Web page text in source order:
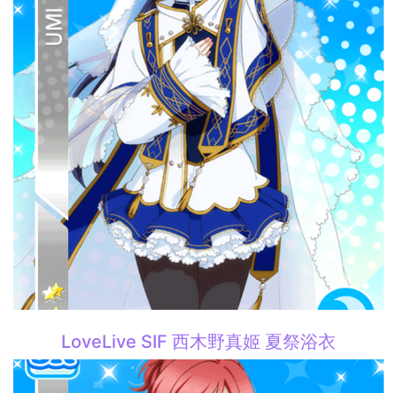
LoveLive SIF 西木野真姬 夏祭浴衣